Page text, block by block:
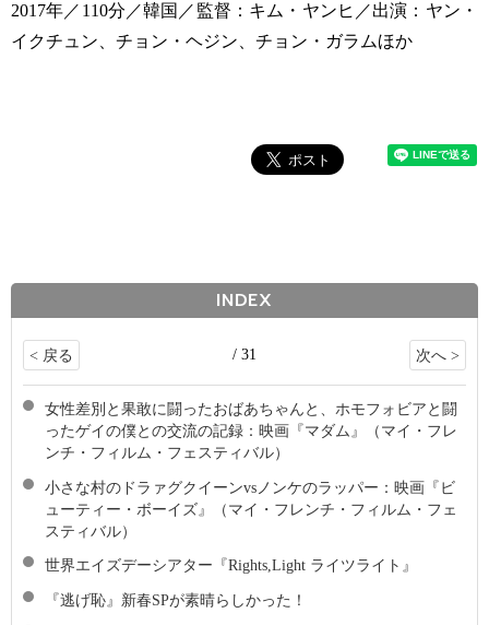
2017年／110分／韓国／監督：キム・ヤンヒ／出演：ヤン・
イクチュン、チョン・ヘジン、チョン・ガラムほか
INDEX
< 戻る / 31 次へ >
女性差別と果敢に闘ったおばあちゃんと、ホモフォビアと闘
ったゲイの僕との交流の記録：映画『マダム』（マイ・フレ
ンチ・フィルム・フェスティバル）
小さな村のドラァグクイーンvsノンケのラッパー：映画『ビ
ューティー・ボーイズ』（マイ・フレンチ・フィルム・フェ
スティバル）
世界エイズデーシアター『Rights,Light ライツライト』
『逃げ恥』新春SPが素晴らしかった！